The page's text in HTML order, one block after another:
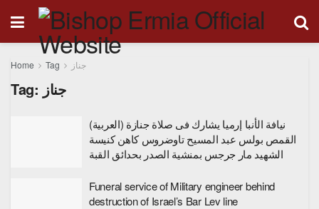
Home Tag جناز
Tag: جناز
(العربية) نيافة الأنبا إرميا يشارك فى صلاة جنازة
القمص بولس عبد المسيح تاوضروس كاهن كنيسة
الشهيد مار جرجس بمنشية الصدر بحدائق القبة
Funeral service of Military engineer behind
destruction of Israel’s Bar Lev line